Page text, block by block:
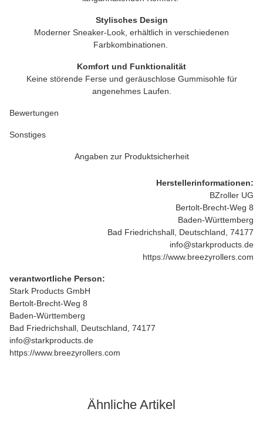
Stylisches Design
Moderner Sneaker-Look, erhältlich in verschiedenen
Farbkombinationen.
Komfort und Funktionalität
Keine störende Ferse und geräuschlose Gummisohle für
angenehmes Laufen.
Bewertungen
Sonstiges
Angaben zur Produktsicherheit
Herstellerinformationen:
BZroller UG
Bertolt-Brecht-Weg 8
Baden-Württemberg
Bad Friedrichshall, Deutschland, 74177
info@starkproducts.de
https://www.breezyrollers.com
verantwortliche Person:
Stark Products GmbH
Bertolt-Brecht-Weg 8
Baden-Württemberg
Bad Friedrichshall, Deutschland, 74177
info@starkproducts.de
https://www.breezyrollers.com
Ähnliche Artikel